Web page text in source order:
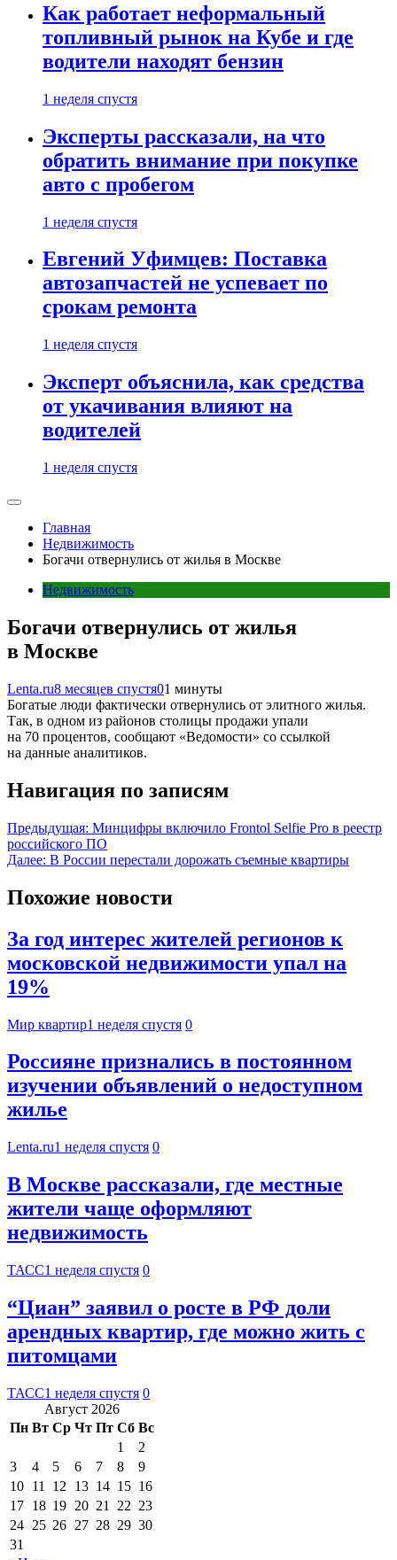
Как работает неформальный
топливный рынок на Кубе и где
водители находят бензин
1 неделя спустя
Эксперты рассказали, на что
обратить внимание при покупке
авто с пробегом
1 неделя спустя
Евгений Уфимцев: Поставка
автозапчастей не успевает по
срокам ремонта
1 неделя спустя
Эксперт объяснила, как средства
от укачивания влияют на
водителей
1 неделя спустя
Главная
Недвижимость
Богачи отвернулись от жилья в Москве
Недвижимость
Богачи отвернулись от жилья
в Москве
Lenta.ru8 месяцев спустя01 минуты
Богатые люди фактически отвернулись от элитного жилья.
Так, в одном из районов столицы продажи упали
на 70 процентов, сообщают «Ведомости» со ссылкой
на данные аналитиков.
Навигация по записям
Предыдущая: Минцифры включило Frontol Selfie Pro в реестр
российского ПО
Далее: В России перестали дорожать съемные квартиры
Похожие новости
За год интерес жителей регионов к
московской недвижимости упал на
19%
Мир квартир1 неделя спустя 0
Россияне признались в постоянном
изучении объявлений о недоступном
жилье
Lenta.ru1 неделя спустя 0
В Москве рассказали, где местные
жители чаще оформляют
недвижимость
ТАСС1 неделя спустя 0
“Циан” заявил о росте в РФ доли
арендных квартир, где можно жить с
питомцами
ТАСС1 неделя спустя 0
Август 2026
Пн Вт Ср Чт Пт Сб Вс
1
2
3
4 5 6 7 8
9
10 11 12 13 14 15 16
17 18 19 20 21 22 23
24 25 26 27 28 29 30
31